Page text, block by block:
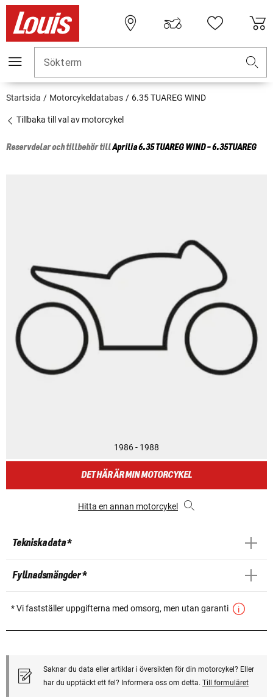
Sökterm
Startsida Motorcykeldatabas 6.35 TUAREG WIND
Tillbaka till val av motorcykel
Reservdelar och tillbehör tillAprilia6.35 TUAREG WIND - 6.35TUAREG
1986 - 1988
DET HÄR ÄR MIN MOTORCYKEL
Hitta en annan motorcykel
Tekniska data *
Fyllnadsmängder *
* Vi fastställer uppgifterna med omsorg, men utan garanti
Saknar du data eller artiklar i översikten för din motorcykel? Eller
har du upptäckt ett fel? Informera oss om detta. Till formuläret